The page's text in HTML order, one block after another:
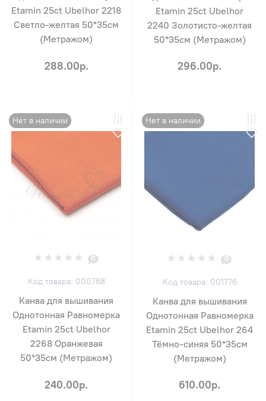
Etamin 25ct Ubelhor 2218
Светло-желтая 50*35см
(Метражом)
288.00р.
Etamin 25ct Ubelhor
2240 Золотисто-желтая
50*35см (Метражом)
296.00р.
Нет в наличии
0
Код товара: 000768
Канва для вышивания
Однотонная Равномерка
Etamin 25ct Ubelhor
2268 Оранжевая
50*35см (Метражом)
240.00р.
Нет в наличии
0
Код товара: 001776
Канва для вышивания
Однотонная Равномерка
Etamin 25ct Ubelhor 264
Тёмно-синяя 50*35см
(Метражом)
610.00р.